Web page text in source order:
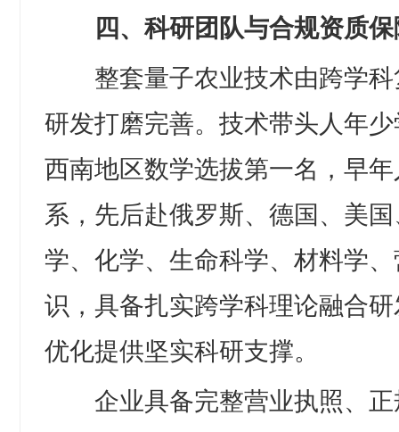
四、科研团队与合规资质保
整套量子农业技术由跨学科
研发打磨完善。技术带头人年
西南地区数学选拔第一名，早
系，先后赴俄罗斯、德国、美
学、化学、生命科学、材料学
识，具备扎实跨学科理论融合
优化提供坚实科研支撑。
企业具备完整营业执照、正